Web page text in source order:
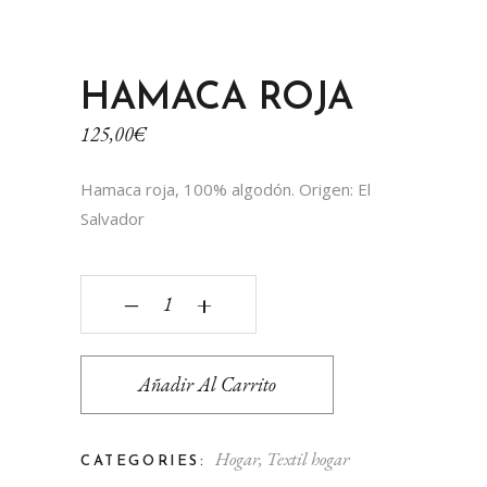
HAMACA ROJA
125,00€
Hamaca roja, 100% algodón. Origen: El
Salvador
Hamaca roja quantity
‒ +
Añadir Al Carrito
CATEGORIES: Hogar, Textil hogar